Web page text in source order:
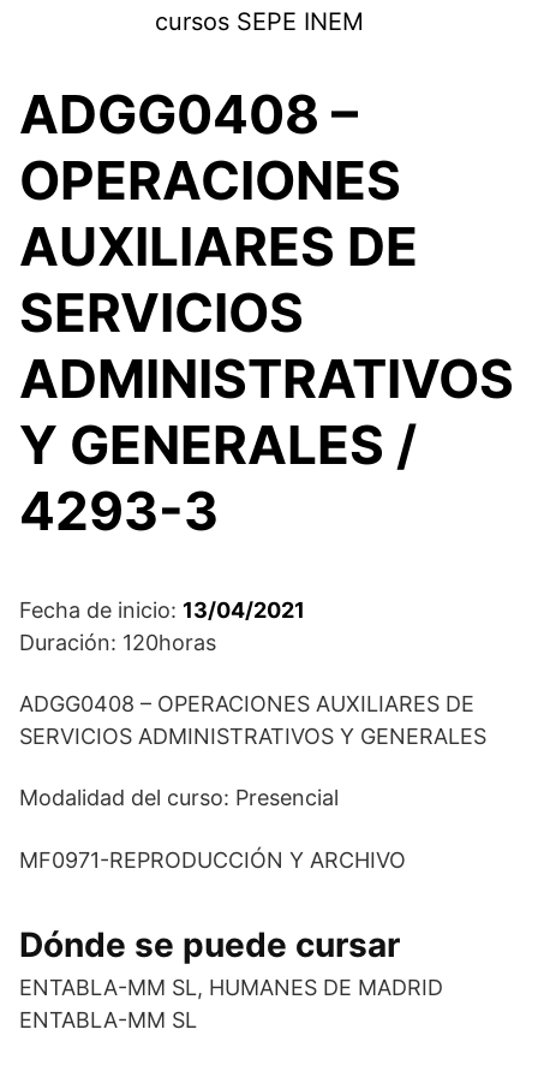
cursos SEPE INEM
ADGG0408 –
OPERACIONES
AUXILIARES DE
SERVICIOS
ADMINISTRATIVOS
Y GENERALES /
4293-3
Fecha de inicio: 13/04/2021
Duración: 120horas
ADGG0408 – OPERACIONES AUXILIARES DE
SERVICIOS ADMINISTRATIVOS Y GENERALES
Modalidad del curso: Presencial
MF0971-REPRODUCCIÓN Y ARCHIVO
Dónde se puede cursar
ENTABLA-MM SL, HUMANES DE MADRID
ENTABLA-MM SL